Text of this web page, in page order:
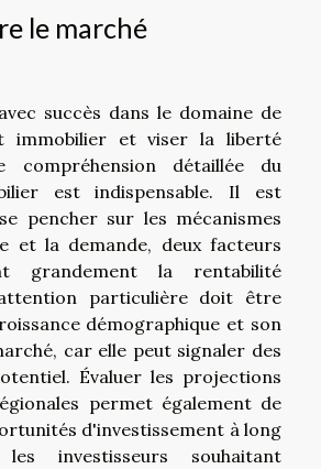
le marché
succès dans le domaine de
immobilier et viser la liberté
compréhension détaillée du
est indispensable. Il est
pencher sur les mécanismes
et la demande, deux facteurs
grandement la rentabilité
particulière doit être
démographique et son
car elle peut signaler des
Évaluer les projections
permet également de
d'investissement à long
investisseurs souhaitant